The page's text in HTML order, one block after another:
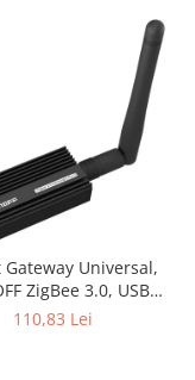
Universal,
ZigBee 3.0, USB
ZBDongle-E Plus
110,83 Lei